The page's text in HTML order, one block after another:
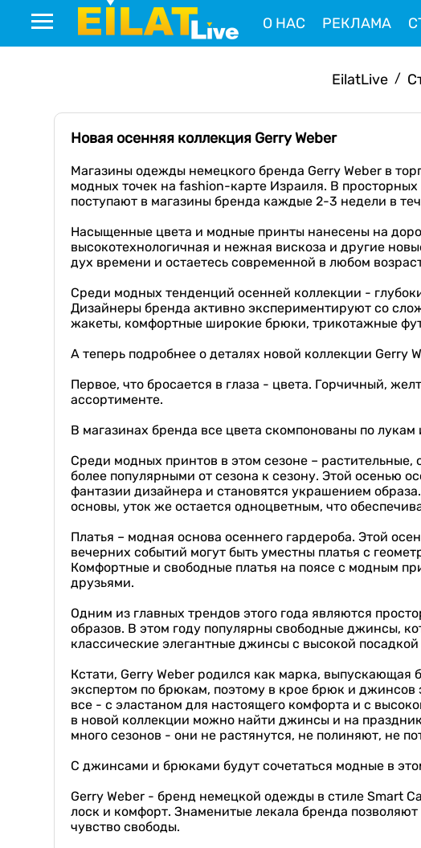
О НАС РЕКЛАМА
EilatLive /
Новая осенняя коллекция Gerry Weber
Магазины одежды немецкого бренда Gerry Weber в
модных точек на fashion-карте Израиля. В
поступают в магазины бренда каждые 2-3 недели в
Насыщенные цвета и модные принты нанесены на
высокотехнологичная и нежная вискоза и другие
дух времени и остаетесь современной в любом
Среди модных тенденций осенней коллекции -
Дизайнеры бренда активно экспериментируют со
жакеты, комфортные широкие брюки, трикотажные
А теперь подробнее о деталях новой коллекции Gerry
Первое, что бросается в глаза - цвета. Горчичный,
ассортименте.
В магазинах бренда все цвета скомпонованы по
Среди модных принтов в этом сезоне –
более популярными от сезона к сезону. Этой осенью
фантазии дизайнера и становятся украшением
основы, уток же остается одноцветным, что
Платья – модная основа осеннего гардероба. Этой
вечерних событий могут быть уместны платья с
Комфортные и свободные платья на поясе с модным
друзьями.
Одним из главных трендов этого года являются
образов. В этом году популярны свободные джинсы,
классические элегантные джинсы с высокой
Кстати, Gerry Weber родился как марка,
экспертом по брюкам, поэтому в крое брюк и джинсов
все - с эластаном для настоящего комфорта и с
в новой коллекции можно найти джинсы и на
много сезонов - они не растянутся, не полиняют, не
С джинсами и брюками будут сочетаться модные в
Gerry Weber - бренд немецкой одежды в стиле Smart
лоск и комфорт. Знаменитые лекала бренда
чувство свободы.